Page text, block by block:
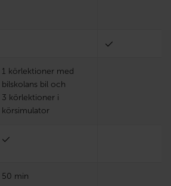
1 körlektioner med
bilskolans bil och
3 körlektioner i
körsimulator
50 min